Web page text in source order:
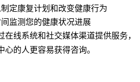
定康复计划和改变健康行为
监测您的健康状况进展
在线系统和社交媒体渠道提供服务，
的人更容易获得咨询。